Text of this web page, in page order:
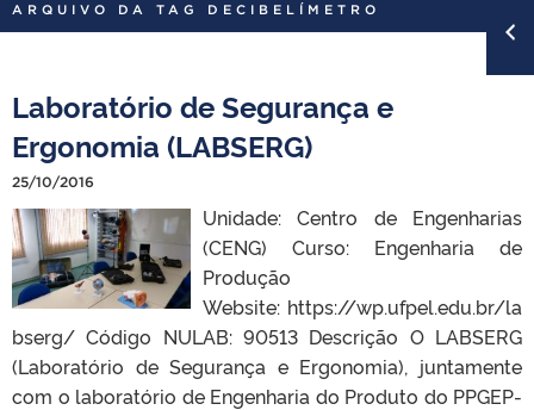
PORTARIAS
ARQUIVO DA TAG DECIBELÍMETRO
Laboratório de Segurança e
Ergonomia (LABSERG)
25/10/2016
Unidade: Centro de Engenharias
(CENG) Curso: Engenharia de
Produção
Website: https://wp.ufpel.edu.br/la
bserg/ Código NULAB: 90513 Descrição O LABSERG
(Laboratório de Segurança e Ergonomia), juntamente
com o laboratório de Engenharia do Produto do PPGEP-